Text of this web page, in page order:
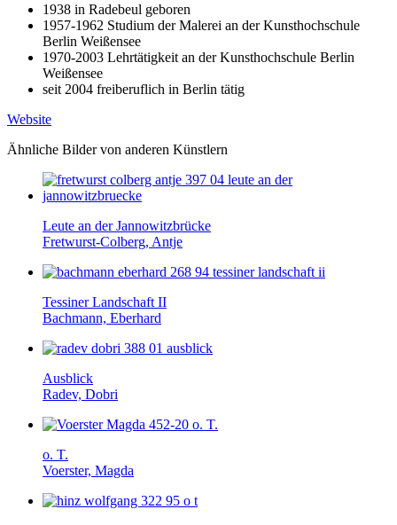
1938 in Radebeul geboren
1957-1962 Studium der Malerei an der Kunsthochschule
Berlin Weißensee
1970-2003 Lehrtätigkeit an der Kunsthochschule Berlin
Weißensee
seit 2004 freiberuflich in Berlin tätig
Website
Ähnliche Bilder von anderen Künstlern
Leute an der Jannowitz­brücke
Fretwurst-Colberg, Antje
Tessiner Landschaft II
Bachmann, Eberhard
Ausblick
Radev, Dobri
o. T.
Voerster, Magda